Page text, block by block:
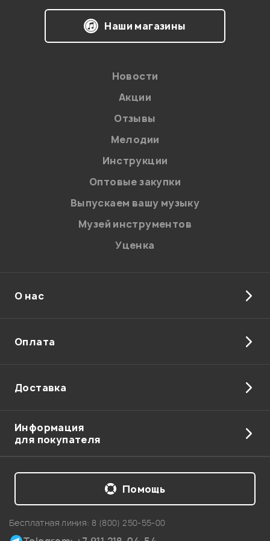
на обработку персональных данных в
Политикой в отношении обработки
персональных данных.
Введите проверочное число:
Отправить
Наши магазины
Новости
Акции
Отзывы
Мелодии
Инструкции
Оптовые закупки
Выпускаем вашу музыку
Музей инструментов
Уценка
О нас
Оплата
Доставка
Информация
для покупателя
Бесплатная линия: 8 (800) 250-55-00
Помощь